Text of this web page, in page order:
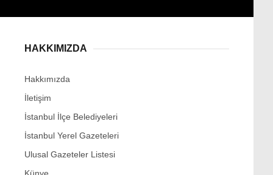
HAKKIMIZDA
Hakkımızda
İletişim
İstanbul İlçe Belediyeleri
İstanbul Yerel Gazeteleri
Ulusal Gazeteler Listesi